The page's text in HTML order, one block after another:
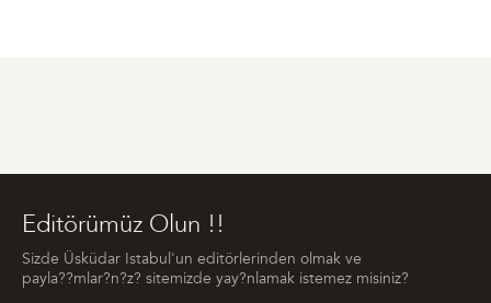
Editörümüz Olun !!
Sizde Üsküdar Istabul'un editörlerinden olmak ve
payla??mlar?n?z? sitemizde yay?nlamak istemez misiniz?